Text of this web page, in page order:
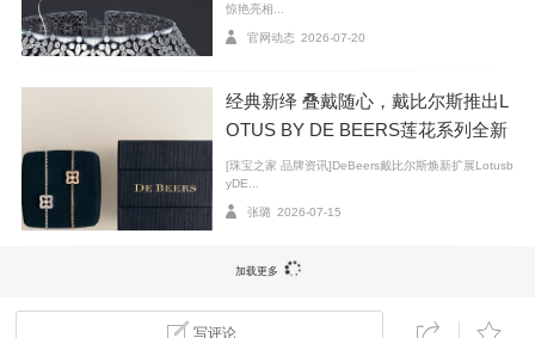
惊艳亮相...
官网动态 2026-07-20
经典新绎 叠戴随心，戴比尔斯推出L
OTUS BY DE BEERS莲花系列全新
臻作
[珠宝之家 品牌资讯]DeBeers戴比尔斯焕新扩展Lotusb
yDE...
张璐 2026-07-15
加载更多
写评论